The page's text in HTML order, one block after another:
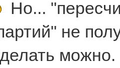
Но...
не